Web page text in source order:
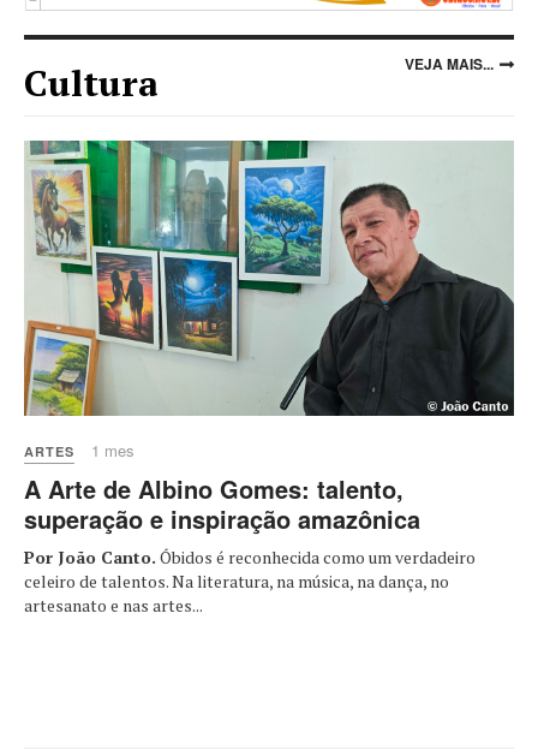
Cultura VEJA MAIS...
ARTES 1 mes
A Arte de Albino Gomes: talento,
superação e inspiração amazônica
Por João Canto. Óbidos é reconhecida como um verdadeiro
celeiro de talentos. Na literatura, na música, na dança, no
artesanato e nas artes...